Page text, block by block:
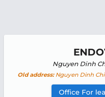
Nguyen Dinh
Old address:Nguyen Dinh
Office For